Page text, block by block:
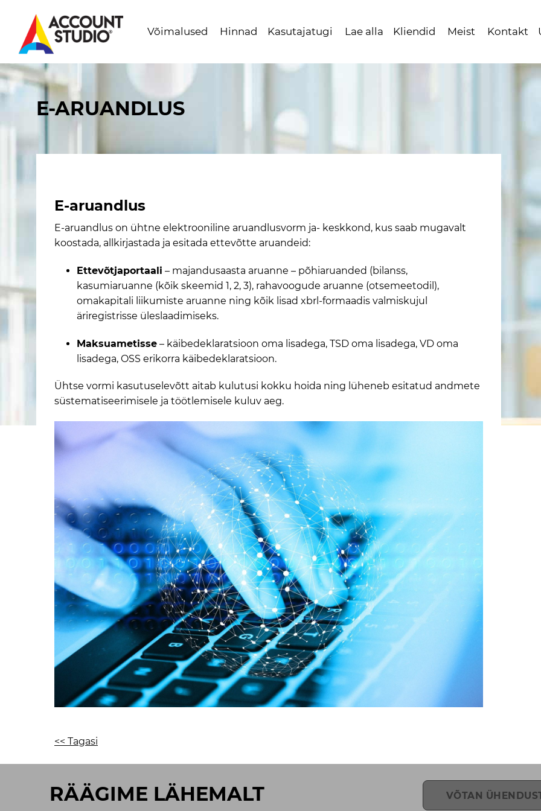
Mine
lehe
Võimalused Hinnad Kasutajatugi Lae alla Kliendid Meist Kontakt
E-ARUANDLUS
E-aruandlus
E-aruandlus on ühtne elektrooniline aruandlusvorm ja- keskkond, kus saab mugavalt
koostada, allkirjastada ja esitada ettevõtte aruandeid:
Ettevõtjaportaali – majandusaasta aruanne – põhiaruanded (bilanss,
kasumiaruanne (kõik skeemid 1, 2, 3), rahavoogude aruanne (otsemeetodil),
omakapitali liikumiste aruanne ning kõik lisad xbrl-formaadis valmiskujul
äriregistrisse üleslaadimiseks.
Maksuametisse– käibedeklaratsioon oma lisadega, TSD oma lisadega, VD oma
lisadega, OSS erikorra käibedeklaratsioon.
Ühtse vormi kasutuselevõtt aitab kulutusi kokku hoida ning lüheneb esitatud andmete
süstematiseerimisele ja töötlemisele kuluv aeg.
<< Tagasi
RÄÄGIME LÄHEMALT VÕTAN